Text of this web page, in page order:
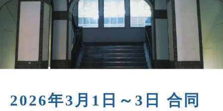
2026年3月1日～3日 合同